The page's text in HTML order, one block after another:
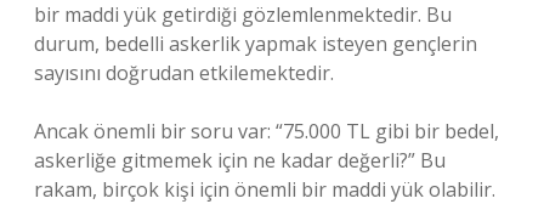
bir maddi yük getirdiği gözlemlenmektedir. Bu
durum, bedelli askerlik yapmak isteyen gençlerin
sayısını doğrudan etkilemektedir.
Ancak önemli bir soru var: “75.000 TL gibi bir bedel,
askerliğe gitmemek için ne kadar değerli?” Bu
rakam, birçok kişi için önemli bir maddi yük olabilir.